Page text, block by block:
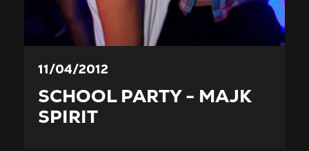
11/04/2012
SCHOOL PARTY - MAJK
SPIRIT